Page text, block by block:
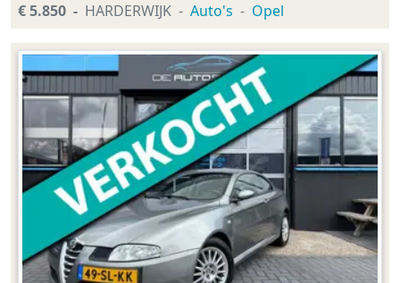
€ 5.850 HARDERWIJK Auto's Opel